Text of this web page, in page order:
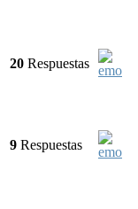
20 Respuestas
9 Respuestas